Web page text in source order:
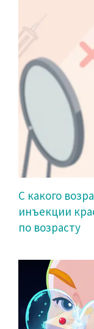
С какого
инъекции
по возрасту